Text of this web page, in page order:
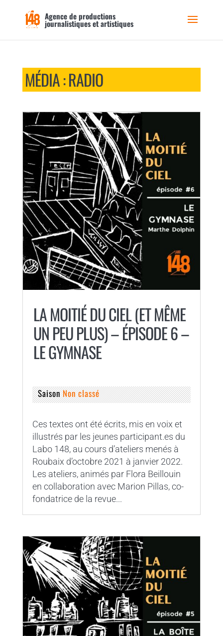
Agence de productions
journalistiques et artistiques
MÉDIA : RADIO
LA MOITIÉ DU CIEL (ET MÊME
UN PEU PLUS) – ÉPISODE 6 –
LE GYMNASE
SaisonNon classé
Ces textes ont été écrits, mis en voix et
illustrés par les jeunes participant.es du
Labo 148, au cours d’ateliers menés à
Roubaix d’octobre 2021 à janvier 2022.
Les ateliers, animés par Flora Beillouin
en collaboration avec Marion Pillas, co-
fondatrice de la revue...